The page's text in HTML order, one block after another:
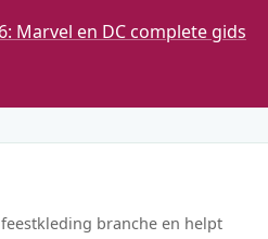
Marvel en DC complete gids
branche en helpt